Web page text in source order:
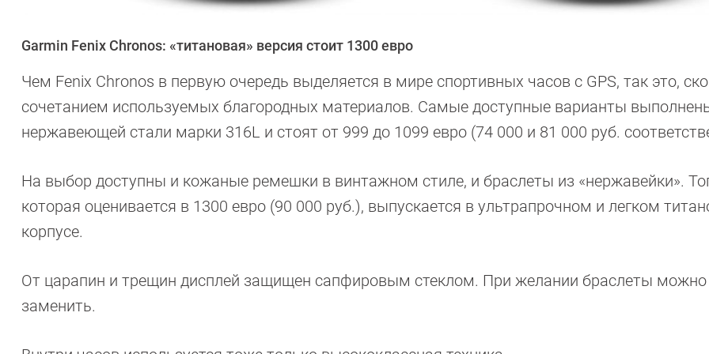
Garmin Fenix Chronos: «титановая» версия стоит 1300 евро
Чем Fenix Chronos в первую очередь выделяется в мире спортивных часов с GPS, так это,
сочетанием используемых благородных материалов. Самые доступные варианты
нержавеющей стали марки 316L и стоят от 999 до 1099 евро (74 000 и 81 000 руб.
На выбор доступны и кожаные ремешки в винтажном стиле, и браслеты из «нержавейки».
которая оценивается в 1300 евро (90 000 руб.), выпускается в ультрапрочном и легком
корпусе.
От царапин и трещин дисплей защищен сапфировым стеклом. При желании браслеты можно
заменить.